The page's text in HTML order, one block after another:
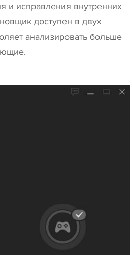
и исправления внутренних
доступен в двух
анализировать больше